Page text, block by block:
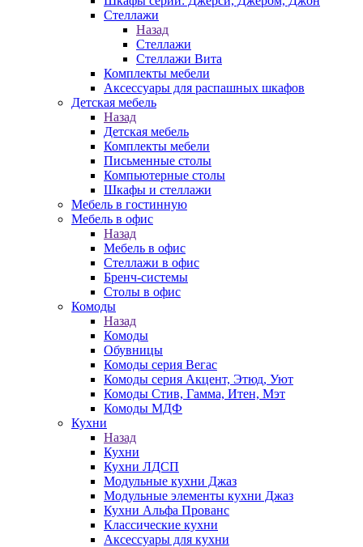
Стеллажи
Назад
Стеллажи
Стеллажи Вита
Комплекты мебели
Аксессуары для распашных шкафов
Детская мебель
Назад
Детская мебель
Комплекты мебели
Письменные столы
Компьютерные столы
Шкафы и стеллажи
Мебель в гостинную
Мебель в офис
Назад
Мебель в офис
Стеллажи в офис
Бренч-системы
Столы в офис
Комоды
Назад
Комоды
Обувницы
Комоды серия Вегас
Комоды серия Акцент, Этюд, Уют
Комоды Стив, Гамма, Итен, Мэт
Комоды МДФ
Кухни
Назад
Кухни
Кухни ЛДСП
Модульные кухни Джаз
Модульные элементы кухни Джаз
Кухни Альфа Прованс
Классические кухни
Аксессуары для кухни